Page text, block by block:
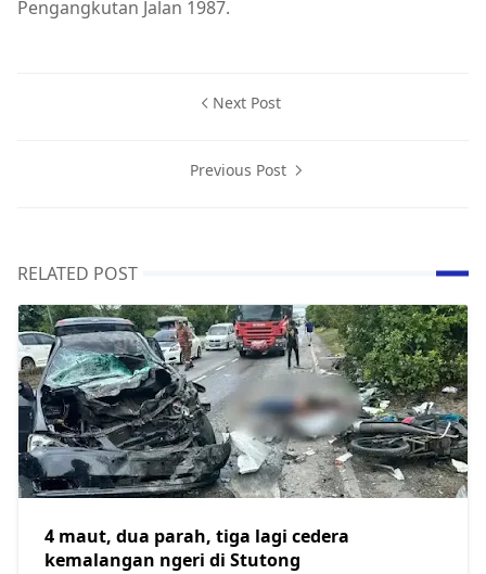
Pengangkutan Jalan 1987.
Next Post
Previous Post
RELATED POST
4 maut, dua parah, tiga lagi cedera
kemalangan ngeri di Stutong